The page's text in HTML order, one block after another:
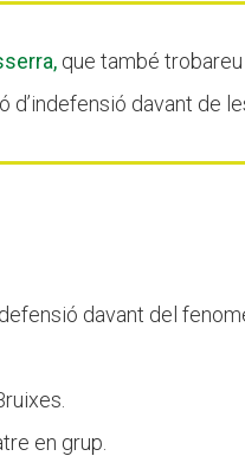
que també trobareu
davant de
davant del
en grup.